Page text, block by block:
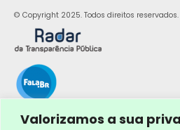
Valorizamos a sua
© Copyright 2025. Todos direitos reservados.